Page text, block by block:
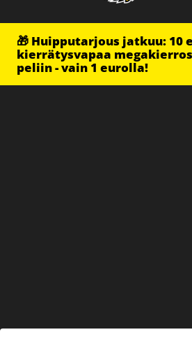
🎁 Huipputarjous jatkuu: 10
kierrätysvapaa
peliin - vain 1 eurolla!